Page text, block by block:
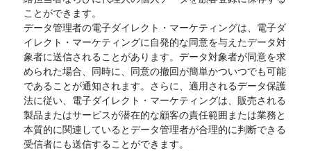
ことができます。
データ管理者の電子ダイレクト・マーケティングは、電子ダ
イレクト・マーケティングに自発的な同意を与えたデータ対
象者に送信されることがあります。データ対象者が同意を求
められた場合、同時に、同意の撤回が簡単かついつでも可能
であることが通知されます。さらに、適用されるデータ保護
法に従い、電子ダイレクト・マーケティングは、販売される
製品またはサービスが潜在的な顧客の責任範囲または業務と
本質的に関連しているとデータ管理者が合理的に判断できる
受信者にも送信することができます。